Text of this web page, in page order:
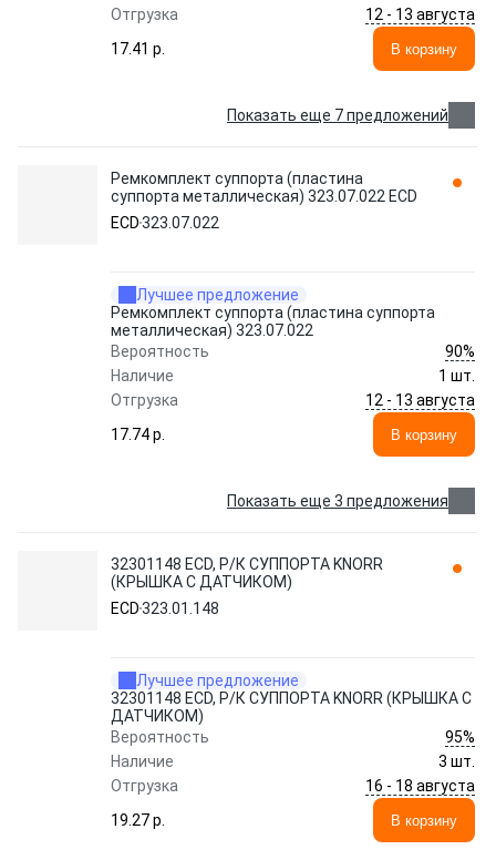
Отгрузка
12 - 13 августа
17.41 p.
В корзину
Показать еще 7 предложений
Ремкомплект суппорта (пластина
суппорта металлическая) 323.07.022 ECD
ECD323.07.022
Лучшее предложение
Ремкомплект суппорта (пластина суппорта
металлическая) 323.07.022
Вероятность
90%
Наличие
1 шт.
Отгрузка
12 - 13 августа
17.74 p.
В корзину
Показать еще 3 предложения
32301148 ECD, Р/К СУППОРТА KNORR
(КРЫШКА С ДАТЧИКОМ)
ECD323.01.148
Лучшее предложение
32301148 ECD, Р/К СУППОРТА KNORR (КРЫШКА С
ДАТЧИКОМ)
Вероятность
95%
Наличие
3 шт.
Отгрузка
16 - 18 августа
19.27 p.
В корзину